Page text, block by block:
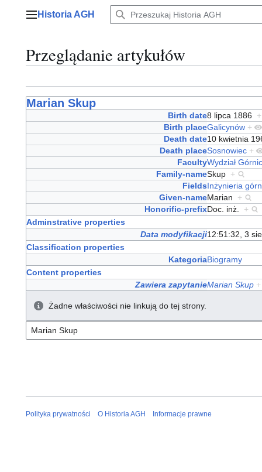
Menu główne
Historia AGH
Przeglądanie artykułów
Marian Skup
Birth date8 lipca 1886 +
Birth placeGalicynów +
Death date10 kwietnia
Death placeSosnowiec +
FacultyWydział
Family-nameSkup +
FieldsInżynieria
Given-nameMarian +
Honorific-prefixDoc. inż. +
Adminstrative properties
Data modyfikacji12:51:32, 3
Classification properties
KategoriaBiogramy
Content properties
Zawiera zapytanieMarian Skup +
Żadne właściwości nie linkują do tej strony.
Polityka prywatności O Historia AGH Informacje prawne